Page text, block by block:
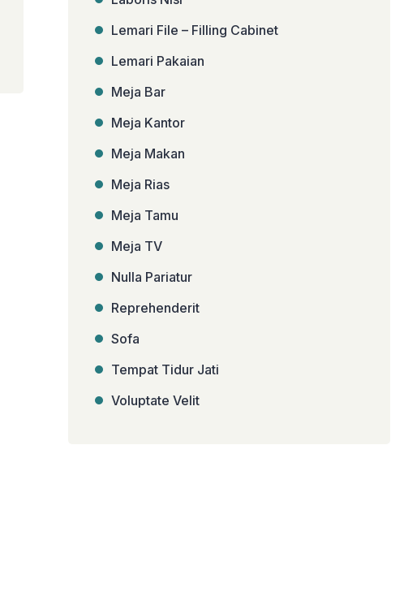
Lemari File – Filling Cabinet
Lemari Pakaian
Meja Bar
Meja Kantor
Meja Makan
Meja Rias
Meja Tamu
Meja TV
Nulla Pariatur
Reprehenderit
Sofa
Tempat Tidur Jati
Voluptate Velit